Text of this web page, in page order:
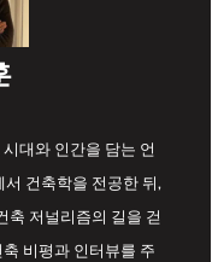
대와 인간을 담는 언
건축학을 전공한 뒤,
축 저널리즘의 길을 걷
축 비평과 인터뷰를 주